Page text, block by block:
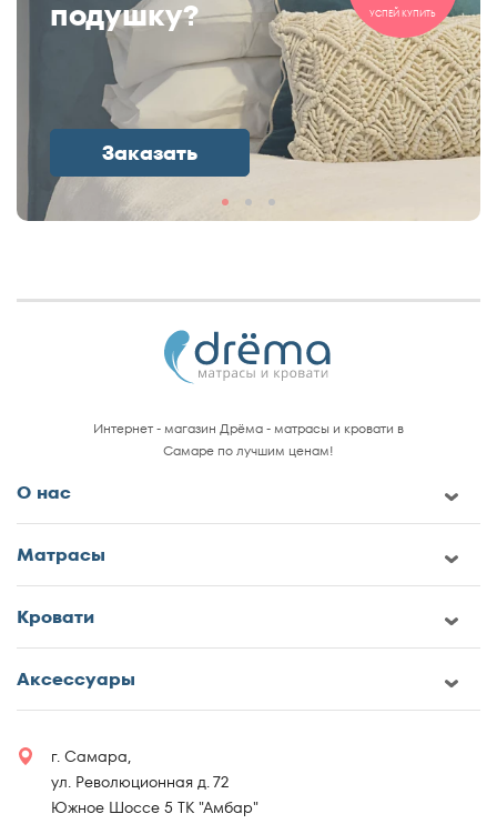
подушку?
Заказать
УСПЕЙ КУПИТЬ
Интернет - магазин Дрёма - матрасы и кровати в
Самаре по лучшим ценам!
О нас
Матрасы
Кровати
Аксессуары
г. Самара,
ул. Революционная д. 72
Южное Шоссе 5 ТК "Амбар"